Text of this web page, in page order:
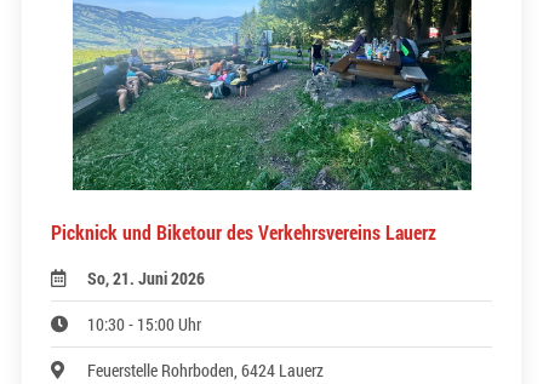
Picknick und Biketour des Verkehrsvereins Lauerz
So, 21. Juni 2026
10:30 - 15:00 Uhr
Feuerstelle Rohrboden, 6424 Lauerz